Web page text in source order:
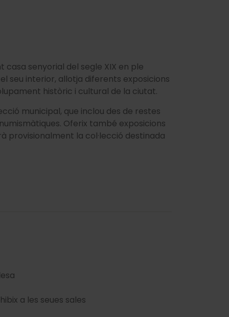
casa senyorial del segle XIX en ple
seu interior, allotja diferents exposicions
històric i cultural de la ciutat.
municipal, que inclou des de restes
Oferix també exposicions
provisionalment la col·lecció destinada
a les seues sales